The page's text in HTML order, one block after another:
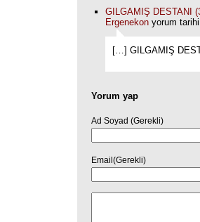
GILGAMIŞ DESTANI
Ergenekon yorum
[…] GILGAMIŞ
Yorum yap
Ad Soyad (Gerekli)
Email(Gerekli)